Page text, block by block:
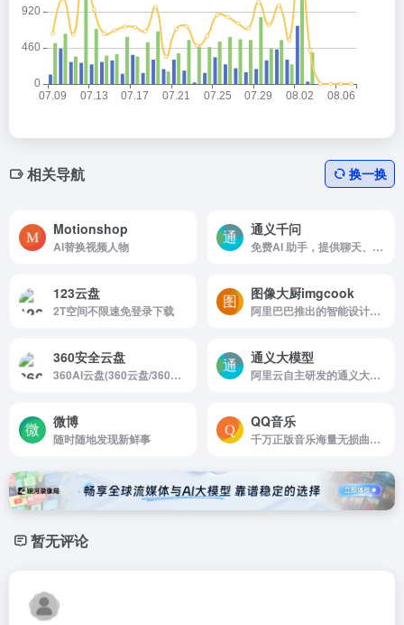
相关导航 换一换
Motionshop
AI替换视频人物
通义千问
免费AI 助手，提供聊天、文档阅读、音视频速读、AI 创作（图像/视频/音频）等。阿里云自主研发的大语言模型
123云盘
2T空间不限速免登录下载
图像大厨imgcook
阿里巴巴推出的智能设计工具
360安全云盘
360AI云盘(360云盘/360安全云盘)旨在为用户提供安全、便捷且高效的文件存储与管理服务。360AI云盘核心功能包括超大存储空间、多端同步、自动备份、在线编辑以及AI智能服务等。
通义大模型
阿里云自主研发的通义大模型，凭借万亿级超大规模数据训练和领先的算法框架，实现全模态高效精准的模型服务调用。
微博
随时随地发现新鲜事
QQ音乐
千万正版音乐海量无损曲库新歌热歌
暂无评论